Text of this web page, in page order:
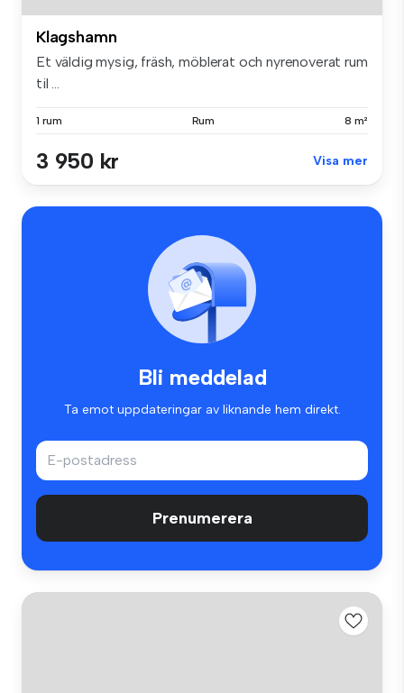
Klagshamn
Et väldig mysig, fräsh, möblerat och nyrenoverat rum
til ...
1 rum Rum 8 m²
3 950 kr Visa mer
Bli meddelad
Ta emot uppdateringar av liknande hem direkt.
Prenumerera